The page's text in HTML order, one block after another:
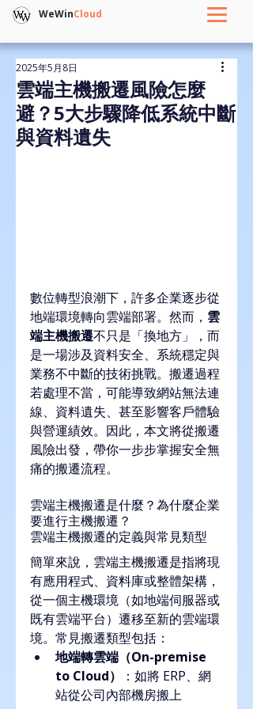
WeWinCloud
雲端主機搬遷風險怎麼
避？5大步驟降低系統中斷
與資料遺失
2025年5月8日
數位轉型浪潮下，許多企業逐步從
地端環境轉向雲端部署。然而， 雲
端主機搬遷不只是「換地方」，而
是一場涉及資料安全、系統穩定與
業務不中斷的技術挑戰。搬遷過程
若處理不當，可能導致網站無法連
線、資料遺失、甚至影響客戶體驗
與營運績效。因此，本文將從搬遷
風險出發，帶你一步步掌握安全無
痛的搬遷流程。
雲端主機搬遷是什麼？為什麼企業
要進行主機搬遷？
雲端主機搬遷的定義與常見類型
簡單來說，雲端主機搬遷是指將現
有應用程式、資料庫或整體架構，
從一個主機環境（如地端伺服器或
既有雲端平台）遷移至新的雲端環
境。常見搬遷類型包括：
地端轉雲端（On-premise
to Cloud）
：如將 ERP、網
站從公司內部機房搬上